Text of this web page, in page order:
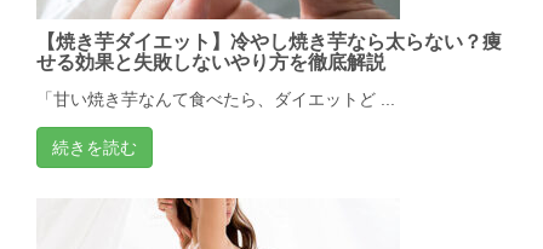
【焼き芋ダイエット】冷やし焼き芋なら太らない？痩
せる効果と失敗しないやり方を徹底解説
「甘い焼き芋なんて食べたら、ダイエットど ...
続きを読む